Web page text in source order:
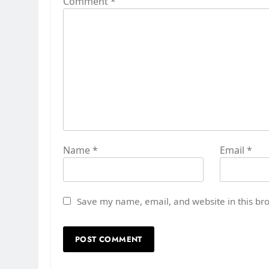
Name* Email *
Save my name, email, and website in this